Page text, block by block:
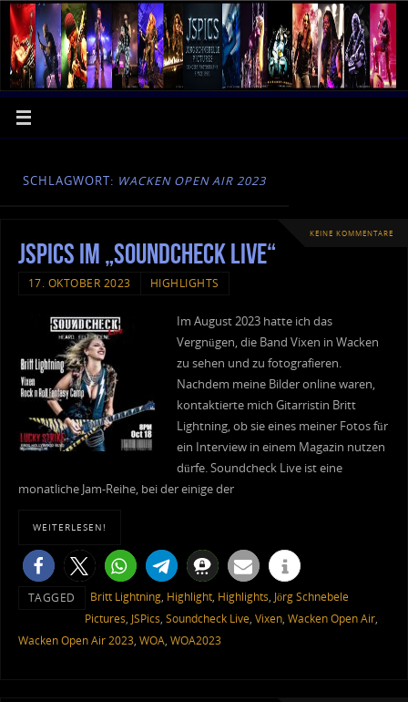
SCHLAGWORT: WACKEN OPEN AIR 2023
KEINE KOMMENTARE
JSPics im „Soundcheck Live“
17. OKTOBER 2023 HIGHLIGHTS
Im August 2023 hatte ich das
Vergnügen, die Band Vixen in Wacken
zu sehen und zu fotografieren.
Nachdem meine Bilder online waren,
kontaktierte mich Gitarristin Britt
Lightning, ob sie eines meiner Fotos für
ein Interview in einem Magazin nutzen
dürfe. Soundcheck Live ist eine
monatliche Jam-Reihe, bei der einige der
WEITERLESEN!
TAGGED Britt Lightning, Highlight, Highlights, Jörg Schnebele
Pictures, JSPics, Soundcheck Live, Vixen, Wacken Open Air,
Wacken Open Air 2023, WOA, WOA2023